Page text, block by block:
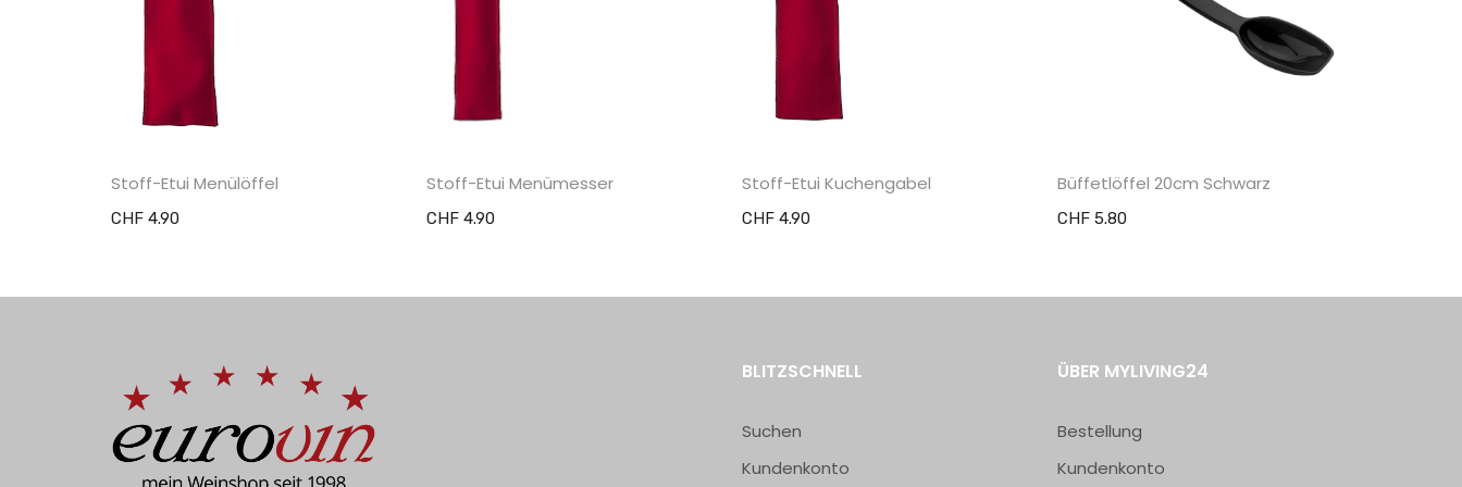
Stoff-Etui Menülöffel
CHF 4.90
Stoff-Etui Menümesser
CHF 4.90
Stoff-Etui Kuchengabel
CHF 4.90
Büffetlöffel 20cm Schwarz
CHF 5.80
BLITZSCHNELL
Suchen
Kundenkonto
ÜBER MYLIVING24
Bestellung
Kundenkonto